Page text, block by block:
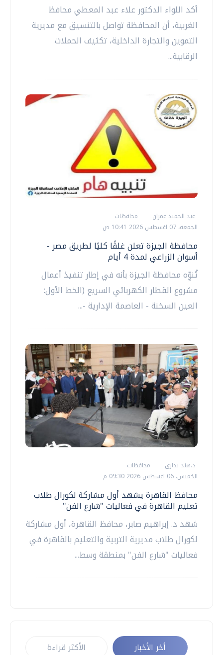
أكد اللواء الدكتور علاء عبد المعطي محافظ
الغربية، أن المحافظة تواصل بالتنسيق مع مديرية
التموين والتجارة الداخلية، تكثيف الحملات
الرقابية...
عبد الحميد عمران
محافظات
الجمعة، 07 اغسطس 2026 10:41 ص
محافظة الجيزة تعلن غلقًا كليًا لطريق مصر -
أسوان الزراعي لمدة 4 أيام
تُنوِّه محافظة الجيزة بأنه في إطار تنفيذ أعمال
مشروع القطار الكهربائي السريع (الخط الأول:
العين السخنة - العاصمة الإدارية -...
د.هند بدارى
محافظات
الخميس، 06 اغسطس 2026 09:30 م
محافظ القاهرة يشهد أول مشاركة لكورال طلاب
تعليم القاهرة في فعاليات "شارع الفن"
شهد د. إبراهيم صابر، محافظ القاهرة، أول مشاركة
لكورال طلاب مديرية التربية والتعليم بالقاهرة في
فعاليات "شارع الفن" بمنطقة وسط...
أخر الأخبار الأكثر قراءة